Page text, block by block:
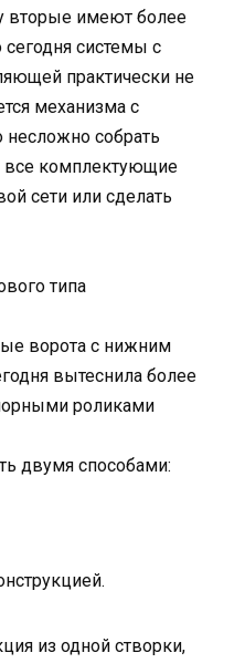
вторые имеют более
системы с
практически не
механизма с
собрать
все комплектующие
сети или сделать
ворота с нижним
вытеснила более
роликами
двумя способами:
из одной створки,